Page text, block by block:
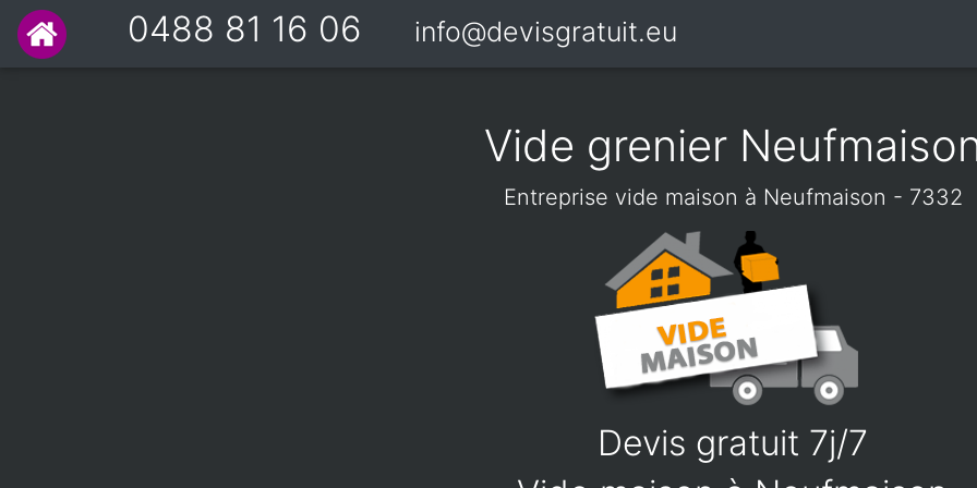
0488 81 16 06 info@devisgratuit.eu
Vide grenier
Entreprise vide maison à Neufmaison - 7332
Devis gratuit 7j/7